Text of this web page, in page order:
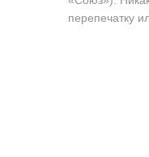
перепечатку